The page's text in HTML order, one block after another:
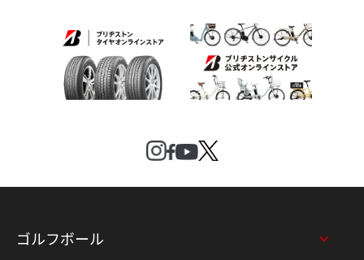
ゴルフボール